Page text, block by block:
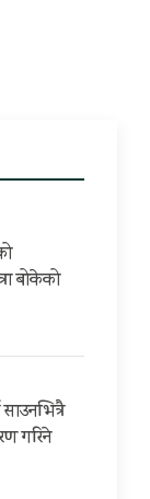
बोकेको
गरिने